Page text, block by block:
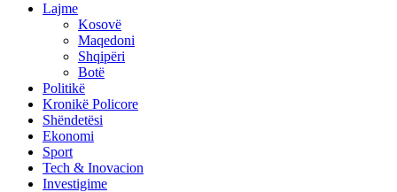
Lajme
Kosovë
Maqedoni
Shqipëri
Botë
Politikë
Kronikë Policore
Shëndetësi
Ekonomi
Sport
Tech & Inovacion
Investigime